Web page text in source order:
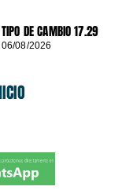
TIPO DE CAMBIO 17.29
06/08/2026